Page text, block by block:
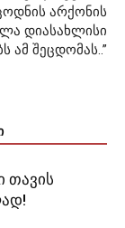
არქონის
დიასახლისი
ამ შეცდომას..”
თავის